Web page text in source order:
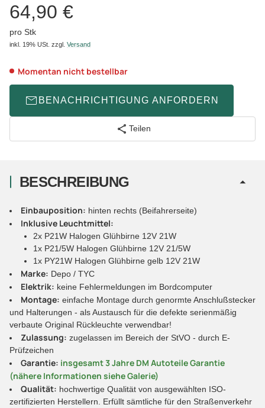
64,90 €
pro Stk
inkl. 19% USt. zzgl. Versand
Momentan nicht bestellbar
BENACHRICHTIGUNG ANFORDERN
Teilen
BESCHREIBUNG
Einbauposition: hinten rechts (Beifahrerseite)
Inklusive Leuchtmittel:
2x P21W Halogen Glühbirne 12V 21W
1x P21/5W Halogen Glühbirne 12V 21/5W
1x PY21W Halogen Glühbirne gelb 12V 21W
Marke: Depo / TYC
Elektrik: keine Fehlermeldungen im Bordcomputer
Montage: einfache Montage durch genormte Anschlußstecker
und Halterungen - als Austausch für die defekte serienmäßig
verbaute Original Rückleuchte verwendbar!
Zulassung: zugelassen im Bereich der StVO - durch E-
Prüfzeichen
Garantie: insgesamt 3 Jahre DM Autoteile Garantie
(nähere Informationen siehe Galerie)
Qualität: hochwertige Qualität von ausgewählten ISO-
zertifizierten Herstellern. Erfüllt sämtliche für den Straßenverkehr